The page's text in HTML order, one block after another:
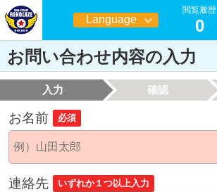
Language
日本語
閲覧履歴
0
お問い合わせ内容の入力
入力 確認
お名前 必須
連絡先 いずれか１つ以上入力